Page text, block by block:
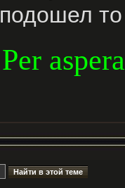
подошел
Per